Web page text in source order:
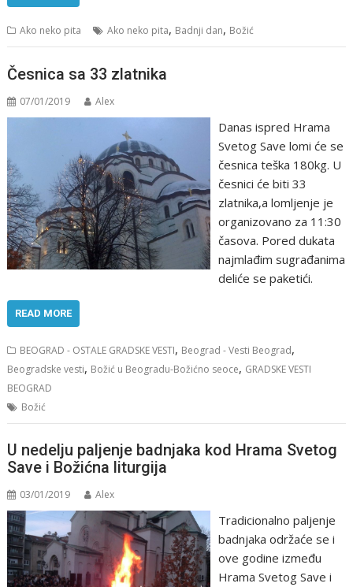
Ako neko pita Ako neko pita, Badnji dan, Božić
Česnica sa 33 zlatnika
07/01/2019 Alex
Danas ispred Hrama
Svetog Save lomi će se
česnica teška 180kg. U
česnici će biti 33
zlatnika,a lomljenje je
organizovano za 11:30
časova. Pored dukata
najmlađim sugrađanima
deliće se paketići.
READ MORE
BEOGRAD - OSTALE GRADSKE VESTI, Beograd - Vesti Beograd,
Beogradske vesti, Božić u Beogradu-Božićno seoce, GRADSKE VESTI
BEOGRAD
Božić
U nedelju paljenje badnjaka kod Hrama Svetog
Save i Božićna liturgija
03/01/2019 Alex
Tradicionalno paljenje
badnjaka održaće se i
ove godine između
Hrama Svetog Save i